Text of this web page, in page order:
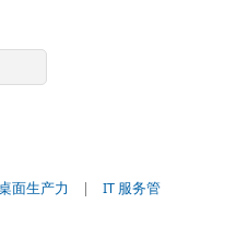
面生产力 |IT 服务管